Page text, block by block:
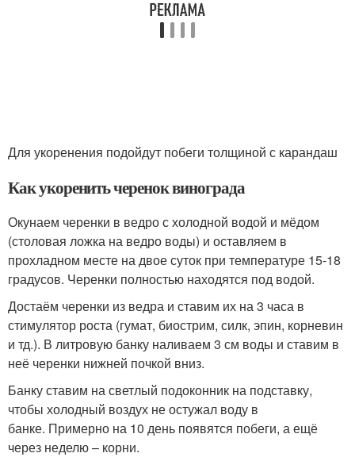
Для укоренения подойдут побеги толщиной с карандаш
Как укоренить черенок винограда
Окунаем черенки в ведро с холодной водой и мёдом
(столовая ложка на ведро воды) и оставляем в
прохладном месте на двое суток при температуре 15-18
градусов. Черенки полностью находятся под водой.
Достаём черенки из ведра и ставим их на 3 часа в
стимулятор роста (гумат, биострим, силк, эпин, корневин
и тд.). В литровую банку наливаем 3 см воды и ставим в
неё черенки нижней почкой вниз.
Банку ставим на светлый подоконник на подставку,
чтобы холодный воздух не остужал воду в
банке. Примерно на 10 день появятся побеги, а ещё
через неделю – корни.